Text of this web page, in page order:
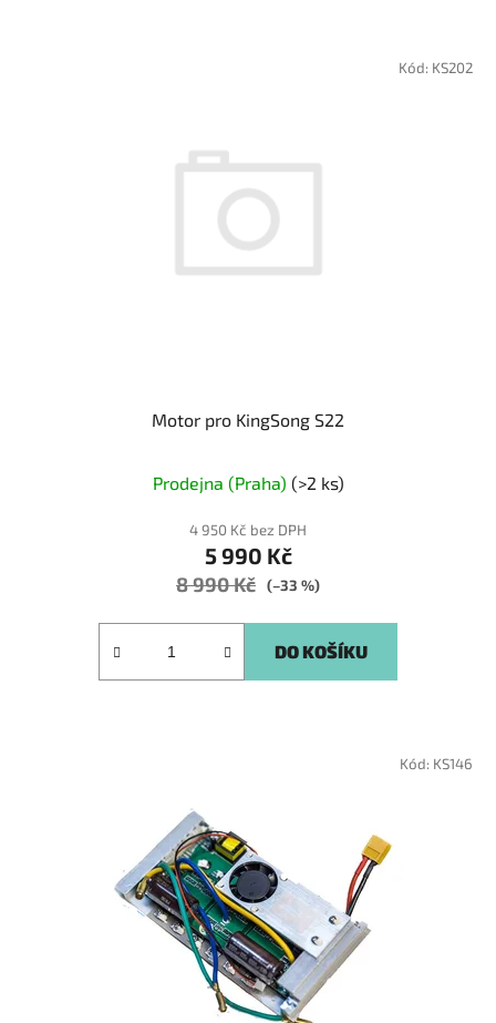
Motor pro KingSong S22
Prodejna (Praha) (>2 ks)
4 950 Kč bez DPH
5 990 Kč
8 990 Kč (–33 %)
DO KOŠÍKU
Kód: KS202
Kód: KS146